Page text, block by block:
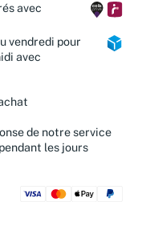
avec
vendredi pour
avec
de notre service
les jours